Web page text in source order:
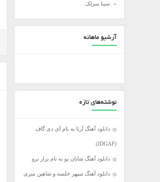
سینا سرلک
شادمهر عقیلی
آرشیو ماهانه
نوشته‌های تازه
دانلود آهنگ آرتا به نام آی دی گاف
(IDGAF)
دانلود آهنگ شایان یو به نام بزار برو
دانلود آهنگ سپهر خلسه و شاهین میری